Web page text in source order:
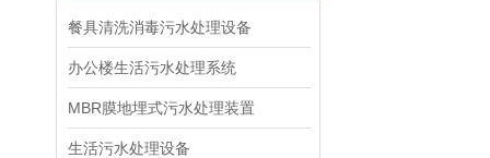
餐具清洗消毒污水处理设备
办公楼生活污水处理系统
MBR膜地埋式污水处理装置
生活污水处理设备